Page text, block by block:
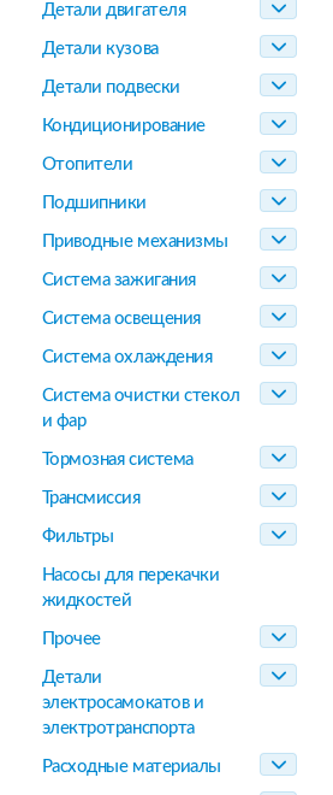
Детали двигателя
Детали кузова
Детали подвески
Кондиционирование
Отопители
Подшипники
Приводные механизмы
Система зажигания
Система освещения
Система охлаждения
Система очистки стекол
и фар
Тормозная система
Трансмиссия
Фильтры
Насосы для перекачки
жидкостей
Прочее
Детали
электросамокатов и
электротранспорта
Расходные материалы